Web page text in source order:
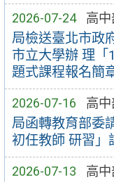
2026-07-24 高中
局檢送臺北市政
市立大學辦 理「
題式課程報名簡章
2026-07-16 高中
局函轉教育部委
初任教師 研習」
2026-07-13 高中